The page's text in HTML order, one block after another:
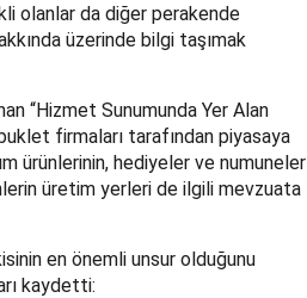
olanlar da diğer perakende
üzerinde bilgi taşımak
“Hizmet Sunumunda Yer Alan
firmaları tarafından piyasaya
ürünlerinin, hediyeler ve numuneler
üretim yerleri de ilgili mevzuata
en önemli unsur olduğunu
kaydetti: